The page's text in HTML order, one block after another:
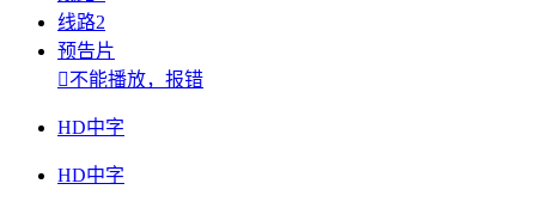
线路2
预告片
不能播放，报错
HD中字
HD中字